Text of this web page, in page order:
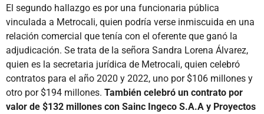
El segundo hallazgo es por una funcionaria pública
vinculada a Metrocali, quien podría verse inmiscuida en una
relación comercial que tenía con el oferente que ganó la
adjudicación. Se trata de la señora Sandra Lorena Álvarez,
quien es la secretaria jurídica de Metrocali, quien celebró
contratos para el año 2020 y 2022, uno por $106 millones y
otro por $194 millones. También celebró un contrato por
valor de $132 millones con Sainc Ingeco S.A.A y Proyectos